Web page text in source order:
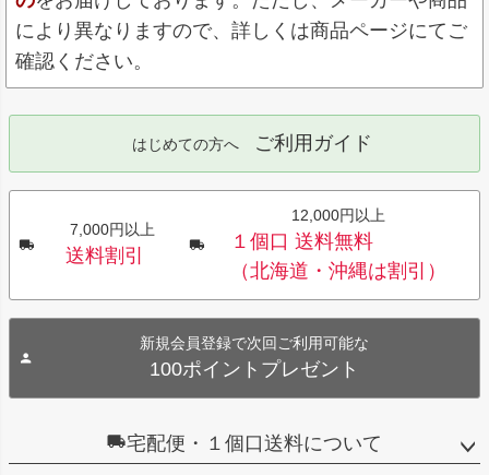
により異なりますので、詳しくは商品ページにてご
確認ください。
はじめての方へ ご利用ガイド
7,000円以上
送料割引
12,000円以上
１個口 送料無料
（北海道・沖縄は割引）
新規会員登録で次回ご利用可能な
100ポイントプレゼント
宅配便・１個口送料について